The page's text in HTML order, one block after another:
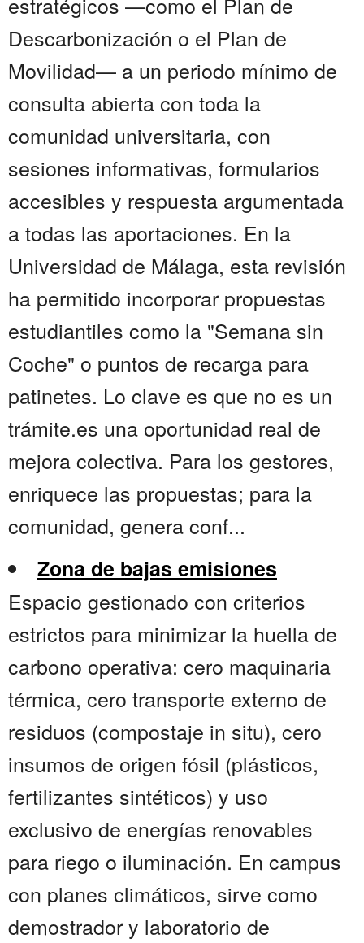
Descarbonización o el Plan de
Movilidad— a un periodo mínimo de
consulta abierta con toda la
comunidad universitaria, con
sesiones informativas, formularios
accesibles y respuesta argumentada
a todas las aportaciones. En la
Universidad de Málaga, esta revisión
ha permitido incorporar propuestas
estudiantiles como la "Semana sin
Coche" o puntos de recarga para
patinetes. Lo clave es que no es un
trámite.es una oportunidad real de
mejora colectiva. Para los gestores,
enriquece las propuestas; para la
comunidad, genera conf...
Zona de bajas emisiones
Espacio gestionado con criterios
estrictos para minimizar la huella de
carbono operativa: cero maquinaria
térmica, cero transporte externo de
residuos (compostaje in situ), cero
insumos de origen fósil (plásticos,
fertilizantes sintéticos) y uso
exclusivo de energías renovables
para riego o iluminación. En campus
con planes climáticos, sirve como
demostrador y laboratorio de